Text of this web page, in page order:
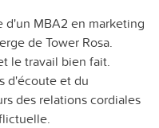
d'un MBA2 en marketing
de Tower Rosa.
le travail bien fait.
d'écoute et du
des relations cordiales